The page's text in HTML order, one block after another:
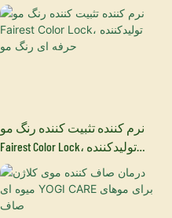
تولید کننده محصولات مراقبت از
مو
نرم کننده تثبیت کننده رنگ مو
Fairest Color Lock، تولیدکننده
حرفه ای رنگ مو